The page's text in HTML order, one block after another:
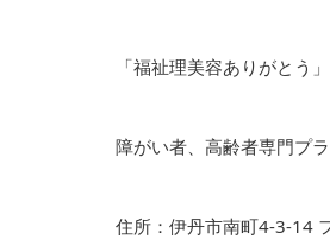
「福祉理美容ありがとう」
障がい者、高齢者専門プ
住所：伊丹市南町4-3-14